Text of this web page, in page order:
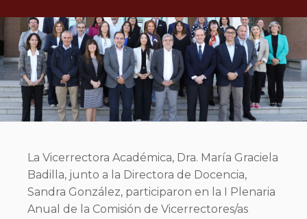
La Vicerrectora Académica, Dra. María Graciela
Badilla, junto a la Directora de Docencia,
Sandra González, participaron en la I Plenaria
Anual de la Comisión de Vicerrectores/as